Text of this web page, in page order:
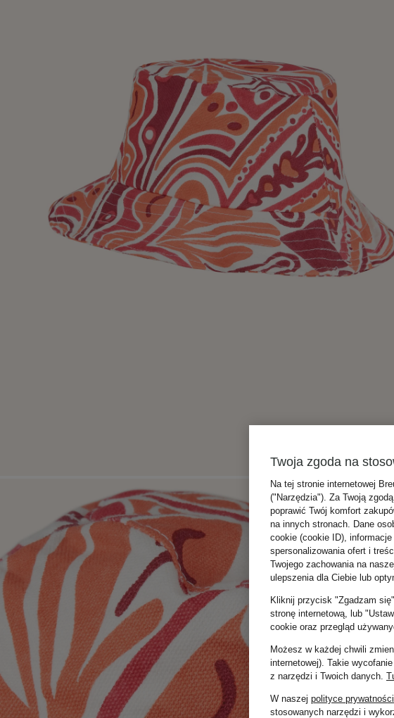
Twoja zgoda na
Na tej stronie internetowej
("Narzędzia"). Za Twoją
poprawić Twój komfort
na innych stronach. Dane
cookie (cookie ID),
spersonalizowania ofert i
Twojego zachowania na
ulepszenia dla Ciebie lub
Kliknij przycisk "Zgadzam
stronę internetową, lub
cookie oraz przegląd
Możesz w każdej chwili
internetowej). Takie
z narzędzi i Twoich danych.
W naszej polityce prywatności
stosowanych narzędzi i